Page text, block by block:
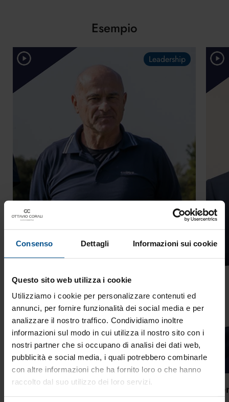
Consenso Dettagli Informazioni sui cookie
Questo sito web utilizza i cookie
Utilizziamo i cookie per personalizzare contenuti ed
annunci, per fornire funzionalità dei social media e per
analizzare il nostro traffico. Condividiamo inoltre
informazioni sul modo in cui utilizza il nostro sito con i
nostri partner che si occupano di analisi dei dati web,
pubblicità e social media, i quali potrebbero combinarle
con altre informazioni che ha fornito loro o che hanno
raccolto dal suo utilizzo dei loro servizi.
Esempio
Visione, equilibrio e senso del
Leadership